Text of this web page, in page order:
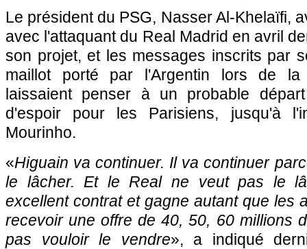
Le président du PSG, Nasser Al-Khelaïfi,
avec l'attaquant du Real Madrid en avril
son projet, et les messages inscrits par
maillot porté par l'Argentin lors de la
laissaient penser à un probable
d'espoir pour les Parisiens, jusqu'à
Mourinho.
«Higuain va continuer. Il va continuer
le lâcher. Et le Real ne veut pas le
excellent contrat et gagne autant que les
recevoir une offre de 40, 50, 60 millions
pas vouloir le vendre», a indiqué